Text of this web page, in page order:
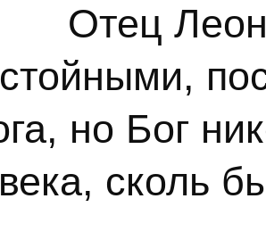
Отец
но Бог
сколь